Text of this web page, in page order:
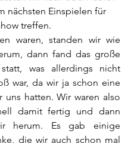
nächsten Einspielen für
treffen.
waren, standen wir wie
dann fand das große
statt, was allerdings nicht
war, da wir ja schon eine
uns hatten. Wir waren also
damit fertig und dann
herum. Es gab einige
die wir auch schon mal